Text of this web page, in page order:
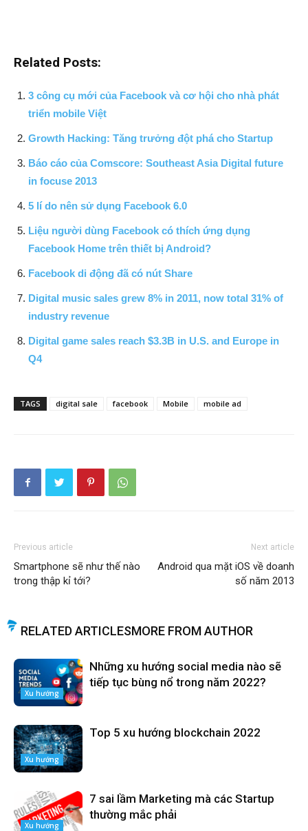
Related Posts:
3 công cụ mới của Facebook và cơ hội cho nhà phát
triển mobile Việt
Growth Hacking: Tăng trưởng đột phá cho Startup
Báo cáo của Comscore: Southeast Asia Digital future
in focuse 2013
5 lí do nên sử dụng Facebook 6.0
Liệu người dùng Facebook có thích ứng dụng
Facebook Home trên thiết bị Android?
Facebook di động đã có nút Share
Digital music sales grew 8% in 2011, now total 31% of
industry revenue
Digital game sales reach $3.3B in U.S. and Europe in
Q4
TAGS digital sale facebook Mobile mobile ad
Previous article
Smartphone sẽ như thế nào
trong thập kỉ tới?
Next article
Android qua mặt iOS về doanh
số năm 2013
RELATED ARTICLESMORE FROM AUTHOR
Xu hướng
Những xu hướng social media nào sẽ
tiếp tục bùng nổ trong năm 2022?
Xu hướng
Top 5 xu hướng blockchain 2022
Xu hướng
7 sai lầm Marketing mà các Startup
thường mắc phải